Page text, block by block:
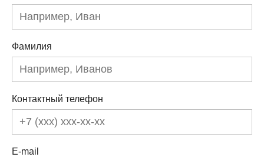
Фамилия
Контактный телефон
E-mail